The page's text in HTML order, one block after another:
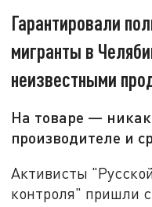
Гарантировали
мигранты в
неизвестными
На товаре —
производителе и
Активисты
контроля" пришли